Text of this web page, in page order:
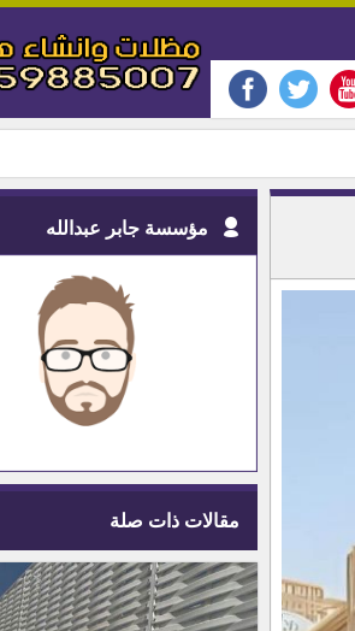
مؤسسة جابر عبدالله
مقالات ذات صلة